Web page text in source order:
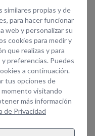
la solicitud un
+ info
mercado.
el soporte que
de combustible.
similares propias y de
para hacer funcionar
web y personalizar su
cookies para medir y
que realizas y para
preferencias. Puedes
a continuación.
tus opciones de
visitando
más información
de Privacidad